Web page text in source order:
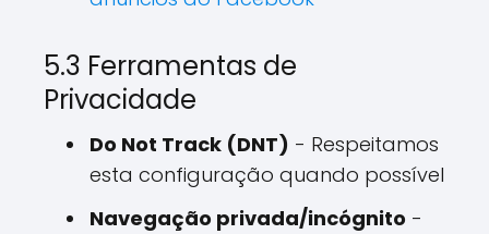
5.3 Ferramentas de
Privacidade
Do Not Track (DNT) - Respeitamos
esta configuração quando possível
Navegação privada/incógnito -